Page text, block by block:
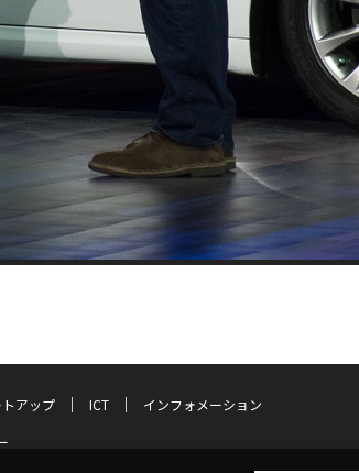
アップ ICT
インフォメーション